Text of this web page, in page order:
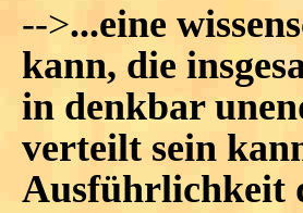
-->...eine
kann, die
in denkbar
verteilt sein
Ausführlichkeit